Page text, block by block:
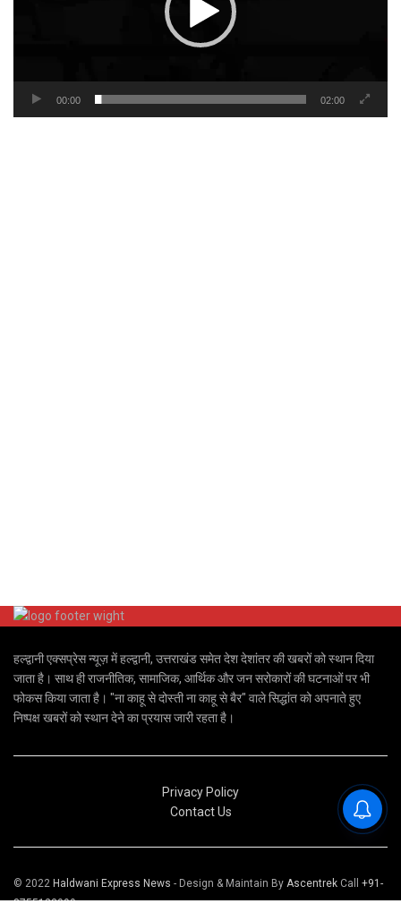
00:00 02:00
हल्द्वानी एक्सप्रेस न्यूज़ में हल्द्वानी, उत्तराखंड समेत देश देशांतर की खबरों को स्थान दिया
जाता है। साथ ही राजनीतिक, सामाजिक, आर्थिक और जन सरोकारों की घटनाओं पर भी
फोकस किया जाता है। "ना काहू से दोस्ती ना काहू से बैर" वाले सिद्धांत को अपनाते हुए
निष्पक्ष खबरों को स्थान देने का प्रयास जारी रहता है।
Privacy Policy
Contact Us
© 2022 Haldwani Express News - Design & Maintain By Ascentrek Call +91-
8755123999